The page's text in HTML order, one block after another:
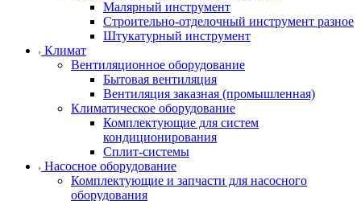
Малярный инструмент
Строительно-отделочный инструмент разное
Штукатурный инструмент
Климат
Вентиляционное оборудование
Бытовая вентиляция
Вентиляция заказная (промышленная)
Климатическое оборудование
Комплектующие для систем
кондиционирования
Сплит-системы
Насосное оборудование
Комплектующие и запчасти для насосного
оборудования